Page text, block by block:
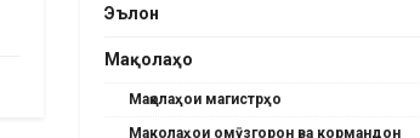
Эълон
Мақолаҳо
Мақолаҳои магистрҳо
Маколаҳои омӯзгорон ва кормандон